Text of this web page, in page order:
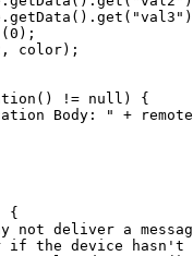
color);
!= null) {
Body: " +
{
not deliver a
if the device